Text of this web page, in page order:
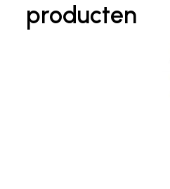
producten